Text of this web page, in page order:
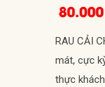
RAU CẢI
mát, cực
thực